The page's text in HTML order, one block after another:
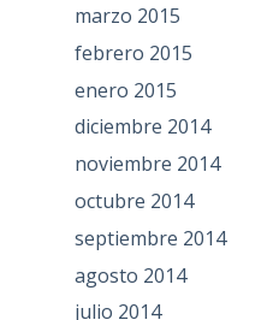
marzo 2015
febrero 2015
enero 2015
diciembre 2014
noviembre 2014
octubre 2014
septiembre 2014
agosto 2014
julio 2014